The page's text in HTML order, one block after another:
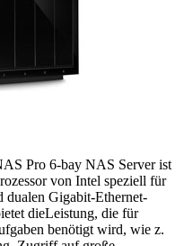
Pro 6-bay NAS Server ist
von Intel speziell für
dualen Gigabit-Ethernet-
dieLeistung, die für
benötigt wird, wie z.